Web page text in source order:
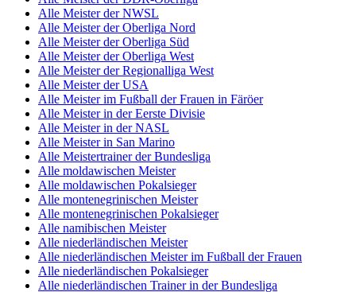
Alle Meister der NWSL
Alle Meister der Oberliga Nord
Alle Meister der Oberliga Süd
Alle Meister der Oberliga West
Alle Meister der Regionalliga West
Alle Meister der USA
Alle Meister im Fußball der Frauen in Färöer
Alle Meister in der Eerste Divisie
Alle Meister in der NASL
Alle Meister in San Marino
Alle Meistertrainer der Bundesliga
Alle moldawischen Meister
Alle moldawischen Pokalsieger
Alle montenegrinischen Meister
Alle montenegrinischen Pokalsieger
Alle namibischen Meister
Alle niederländischen Meister
Alle niederländischen Meister im Fußball der Frauen
Alle niederländischen Pokalsieger
Alle niederländischen Trainer in der Bundesliga